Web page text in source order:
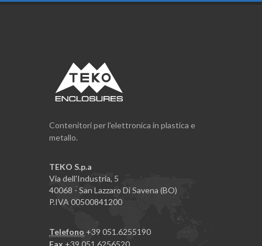
Contenitori per l'elettronica in plastica e
metallo.
TEKO S.p.a
Via dell'Industria, 5
40068 - San Lazzaro Di Savena (BO)
P.IVA 00500841200
Telefono +39 051.6255190
Fax +39 051.6256520